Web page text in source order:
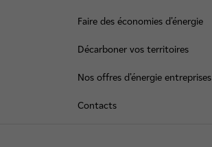
Faire des économies d’énergie
Décarboner vos territoires
Nos offres d’énergie entreprises
Contacts